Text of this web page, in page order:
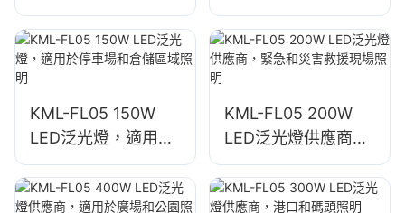
戶外建築立面和開放
空間照明。
建築物外觀及施工現
場照明
KML-FL05 150W
LED泛光燈，適用於
停車場和倉儲區域照
明
KML-FL05 200W
LED泛光燈供應商，
緊急和災害救援現場
照明